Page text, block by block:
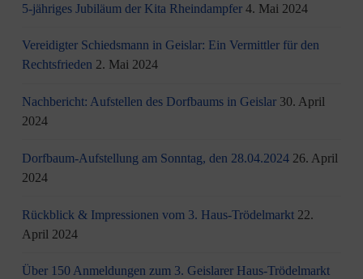
5-jähriges Jubiläum der Kita Rheindampfer 4. Mai 2024
Vereidigter Schiedsmann in Geislar: Ein Vermittler für den
Rechtsfrieden 2. Mai 2024
Nachbericht: Aufstellen des Dorfbaums in Geislar 30. April
2024
Dorfbaum-Aufstellung am Sonntag, den 28.04.2024 26. April
2024
Rückblick & Impressionen vom 3. Haus-Trödelmarkt 22.
April 2024
Über 150 Anmeldungen zum 3. Geislarer Haus-Trödelmarkt